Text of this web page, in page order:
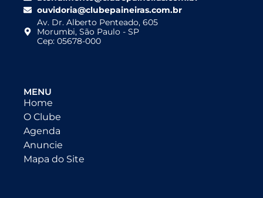
ouvidoria@clubepaineiras.com.br
Av. Dr. Alberto Penteado, 605
Morumbi, São Paulo - SP
Cep: 05678-000
MENU
Home
O Clube
Agenda
Anuncie
Mapa do Site